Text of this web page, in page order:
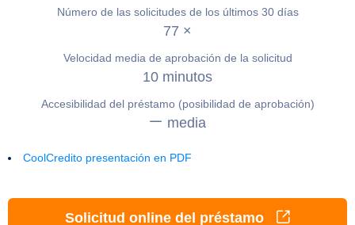
Número de las solicitudes de los últimos 30 días
77 ×
Velocidad media de aprobación de la solicitud
10 minutos
Accesibilidad del préstamo (posibilidad de aprobación)
media
CoolCredito presentación en PDF
Solicitud online del préstamo